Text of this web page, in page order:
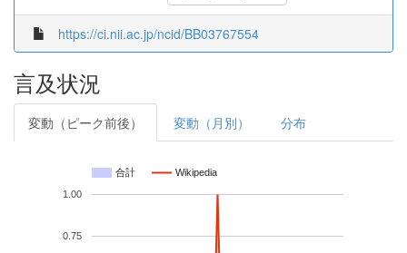
https://ci.nii.ac.jp/ncid/BB03767554
言及状況
変動（ピーク前後） 変動（月別） 分布
合計 Wikipedia
0.75
1.00